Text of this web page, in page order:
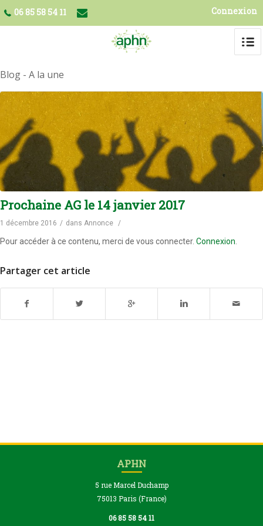
06 85 58 54 11 Connexion
Blog - A la une
Prochaine AG le 14 janvier 2017
1 décembre 2016 / dans Annonce /
Pour accéder à ce contenu, merci de vous connecter. Connexion
Partager cet article
APHN
5 rue Marcel Duchamp
75013 Paris (France)
06 85 58 54 11